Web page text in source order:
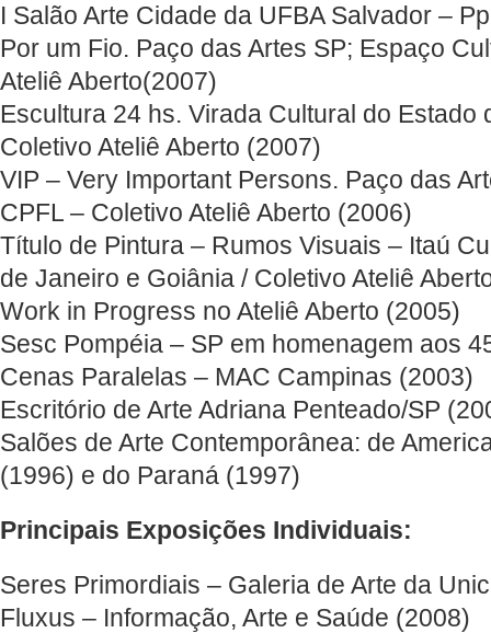
I Salão Arte Cidade da UFBA Salvador –
Por um Fio. Paço das Artes SP; Espaço
Ateliê Aberto(2007)
Escultura 24 hs. Virada Cultural do Estado
Coletivo Ateliê Aberto (2007)
VIP – Very Important Persons. Paço das
CPFL – Coletivo Ateliê Aberto (2006)
Título de Pintura – Rumos Visuais – Itaú
de Janeiro e Goiânia / Coletivo Ateliê
Work in Progress no Ateliê Aberto (2005)
Sesc Pompéia – SP em homenagem aos
Cenas Paralelas – MAC Campinas (2003)
Escritório de Arte Adriana Penteado/SP
Salões de Arte Contemporânea: de
(1996) e do Paraná (1997)
Principais Exposições Individuais:
Seres Primordiais – Galeria de Arte da
Fluxus – Informação, Arte e Saúde (2008)